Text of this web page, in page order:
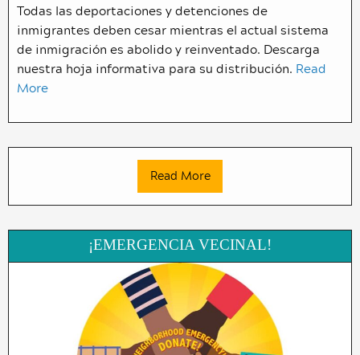
Todas las deportaciones y detenciones de
inmigrantes deben cesar mientras el actual sistema
de inmigración es abolido y reinventado. Descarga
nuestra hoja informativa para su distribución. Read
More
Read More
¡EMERGENCIA VECINAL!